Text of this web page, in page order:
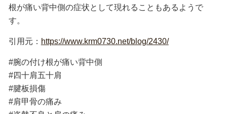
根が痛い背中側の症状として現れることもあるようで
す。
引用元： https://www.krm0730.net/blog/2430/
#腕の付け根が痛い背中側
#四十肩五十肩
#腱板損傷
#肩甲骨の痛み